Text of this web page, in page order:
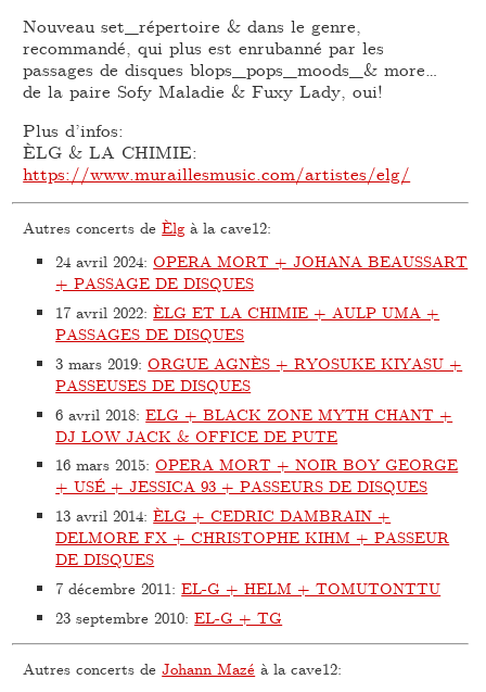
Nouveau set_répertoire & dans le genre,
recommandé, qui plus est enrubanné par les
passages de disques blops_pops_moods_& more…
de la paire Sofy Maladie & Fuxy Lady, oui!
Plus d’infos:
ÈLG & LA CHIMIE:
https://www.muraillesmusic.com/artistes/elg/
Autres concerts deÈlg à la cave12:
24 avril 2024:OPERA MORT + JOHANA BEAUSSART
+ PASSAGE DE DISQUES
17 avril 2022:ÈLG ET LA CHIMIE + AULP UMA +
PASSAGES DE DISQUES
3 mars 2019:ORGUE AGNÈS + RYOSUKE KIYASU +
PASSEUSES DE DISQUES
6 avril 2018:ELG + BLACK ZONE MYTH CHANT +
DJ LOW JACK & OFFICE DE PUTE
16 mars 2015:OPERA MORT + NOIR BOY GEORGE
+ USÉ + JESSICA 93 + PASSEURS DE DISQUES
13 avril 2014:ÈLG + CEDRIC DAMBRAIN +
DELMORE FX + CHRISTOPHE KIHM + PASSEUR
DE DISQUES
7 décembre 2011:EL-G + HELM + TOMUTONTTU
23 septembre 2010:EL-G + TG
Autres concerts deJohann Mazé à la cave12: